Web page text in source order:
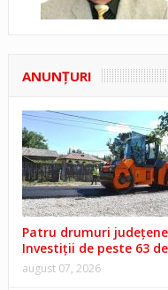
ANUNŢURI
Patru drumuri
Investiții de peste 63
august 07, 2026